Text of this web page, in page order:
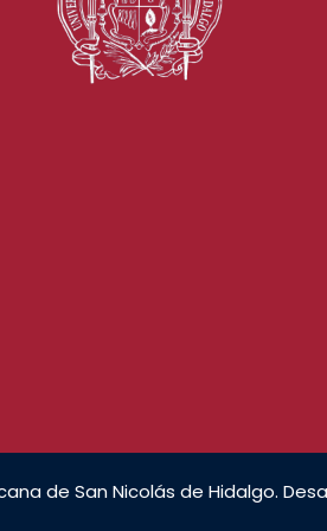
de San Nicolás de Hidalgo.